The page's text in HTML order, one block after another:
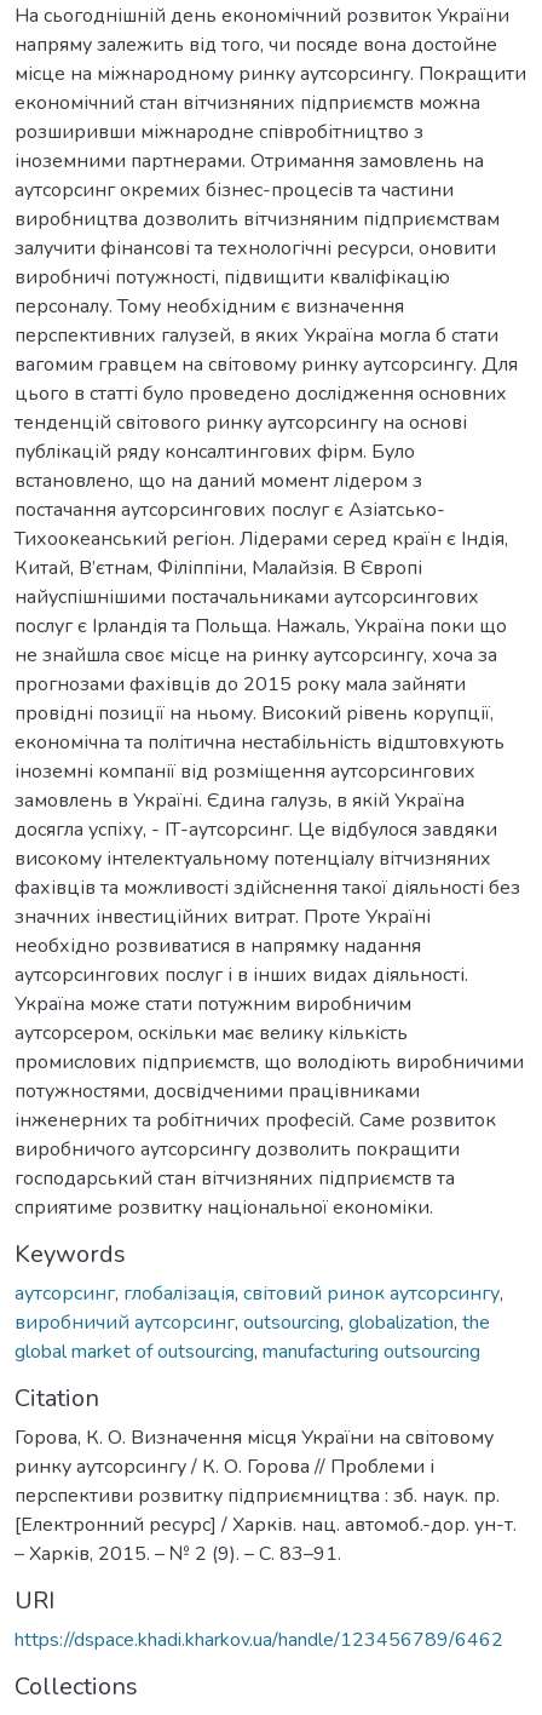
На сьогоднішній день економічний розвиток України
напряму залежить від того, чи посяде вона достойне
місце на міжнародному ринку аутсорсингу. Покращити
економічний стан вітчизняних підприємств можна
розширивши міжнародне співробітництво з
іноземними партнерами. Отримання замовлень на
аутсорсинг окремих бізнес-процесів та частини
виробництва дозволить вітчизняним підприємствам
залучити фінансові та технологічні ресурси, оновити
виробничі потужності, підвищити кваліфікацію
персоналу. Тому необхідним є визначення
перспективних галузей, в яких Україна могла б стати
вагомим гравцем на світовому ринку аутсорсингу. Для
цього в статті було проведено дослідження основних
тенденцій світового ринку аутсорсингу на основі
публікацій ряду консалтингових фірм. Було
встановлено, що на даний момент лідером з
постачання аутсорсингових послуг є Азіатсько-
Тихоокеанський регіон. Лідерами серед країн є Індія,
Китай, В’єтнам, Філіппіни, Малайзія. В Європі
найуспішнішими постачальниками аутсорсингових
послуг є Ірландія та Польща. Нажаль, Україна поки що
не знайшла своє місце на ринку аутсорсингу, хоча за
прогнозами фахівців до 2015 року мала зайняти
провідні позиції на ньому. Високий рівень корупції,
економічна та політична нестабільність відштовхують
іноземні компанії від розміщення аутсорсингових
замовлень в Україні. Єдина галузь, в якій Україна
досягла успіху, - ІТ-аутсорсинг. Це відбулося завдяки
високому інтелектуальному потенціалу вітчизняних
фахівців та можливості здійснення такої діяльності без
значних інвестиційних витрат. Проте Україні
необхідно розвиватися в напрямку надання
аутсорсингових послуг і в інших видах діяльності.
Україна може стати потужним виробничим
аутсорсером, оскільки має велику кількість
промислових підприємств, що володіють виробничими
потужностями, досвідченими працівниками
інженерних та робітничих професій. Саме розвиток
виробничого аутсорсингу дозволить покращити
господарський стан вітчизняних підприємств та
сприятиме розвитку національної економіки.
Keywords
аутсорсинг, глобалізація, світовий ринок аутсорсингу,
виробничий аутсорсинг, outsourcing, globalization, the
global market of outsourcing, manufacturing outsourcing
Citation
Горова, К. О. Визначення місця України на світовому
ринку аутсорсингу / К. О. Горова // Проблеми і
перспективи розвитку підприємництва : зб. наук. пр.
[Електронний ресурс] / Харків. нац. автомоб.-дор. ун-т.
– Харків, 2015. – № 2 (9). – С. 83–91.
URI
https://dspace.khadi.kharkov.ua/handle/123456789/6462
Collections